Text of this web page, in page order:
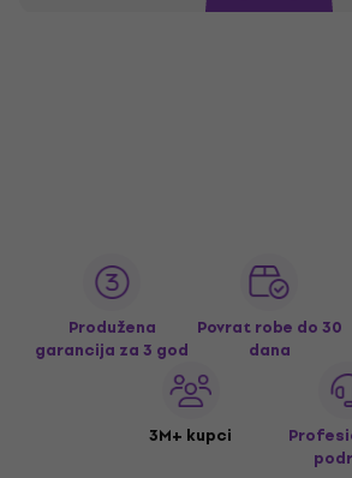
Produžena
garancija za 3 god
Povrat robe do 30
dana
3M+ kupci